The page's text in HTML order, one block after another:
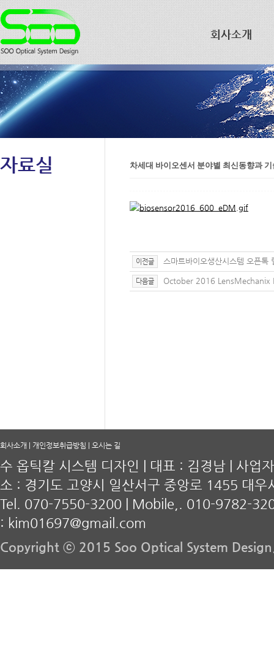
회사소개
자료실 차세대 바이오센서 분야별 최신동향과
이전글 스마트바이오생산시스템 오픈톡
다음글 October 2016 LensMechanix
회사소개 개인정보취급방침 오시는 길
수 옵틱칼 시스템 디자인 | 대표 : 김경남 | 사
소 : 경기도 고양시 일산서구 중앙로 1455 대우
Tel. 070-7550-3200 | Mobile,. 010-9782-
: kim01697@gmail.com
Copyright ⓒ 2015 Soo Optical System